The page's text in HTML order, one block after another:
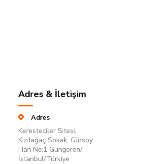
Adres & İletişim
Adres
Keresteciler Sitesi,
Kızılağaç Sokak, Gürsoy
Han No:1 Güngören/
İstanbul/Türkiye